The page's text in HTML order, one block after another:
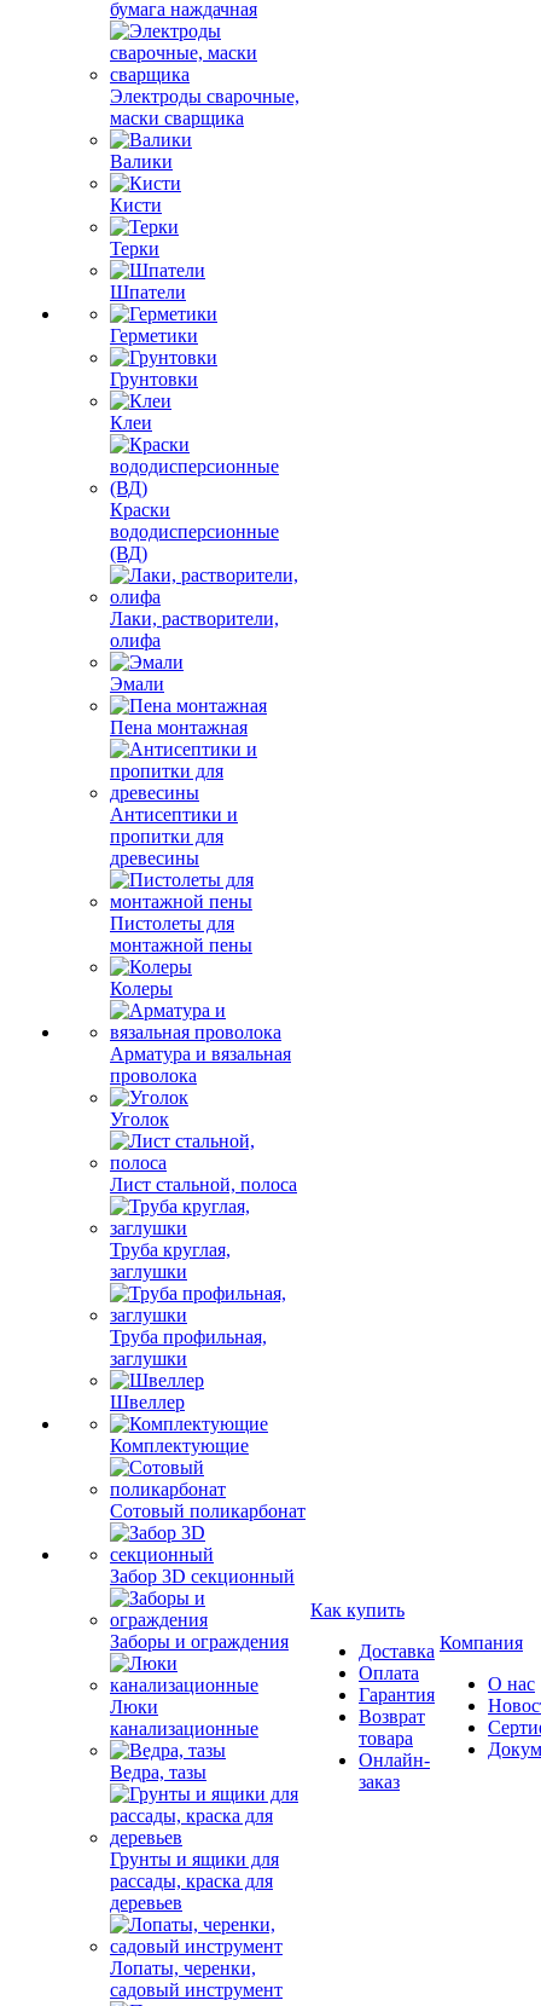
бумага наждачная
Электроды сварочные,
маски сварщика
Валики
Кисти
Терки
Шпатели
Герметики
Грунтовки
Клеи
Краски
вододисперсионные
(ВД)
Лаки, растворители,
олифа
Эмали
Пена монтажная
Антисептики и
пропитки для
древесины
Пистолеты для
монтажной пены
Колеры
Арматура и вязальная
проволока
Уголок
Лист стальной, полоса
Труба круглая,
заглушки
Труба профильная,
заглушки
Швеллер
Комплектующие
Сотовый поликарбонат
Забор 3D секционный
Заборы и ограждения
Люки
канализационные
Ведра, тазы
Грунты и ящики для
рассады, краска для
деревьев
Лопаты, черенки,
садовый инструмент
Как купить
Доставка
Оплата
Гарантия
Возврат
товара
Онлайн-
заказ
Компания
О нас